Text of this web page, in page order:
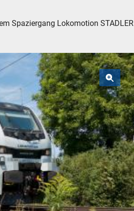
Spaziergang Lokomotion STADLER